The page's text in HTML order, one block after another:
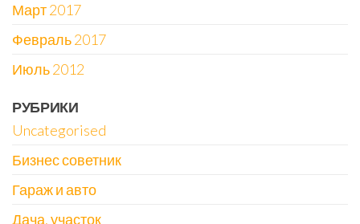
Март 2017
Февраль 2017
Июль 2012
РУБРИКИ
Uncategorised
Бизнес советник
Гараж и авто
Дача, участок